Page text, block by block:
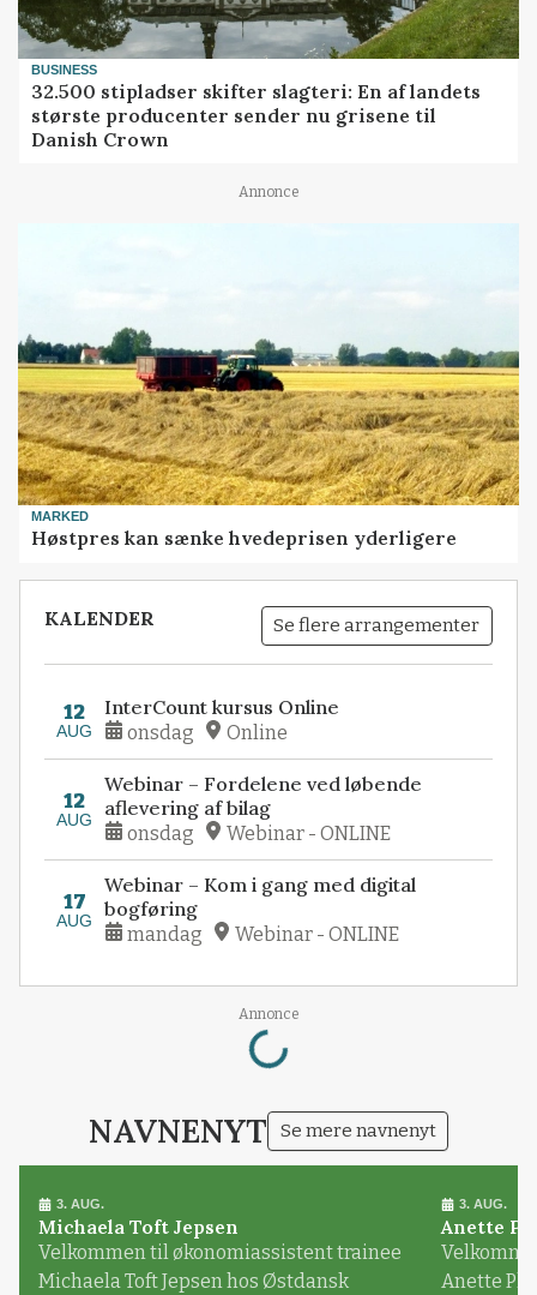
BUSINESS
32.500 stipladser skifter slagteri: En af landets
største producenter sender nu grisene til
Danish Crown
Annonce
MARKED
Høstpres kan sænke hvedeprisen yderligere
KALENDER Se flere arrangementer
12
AUG
InterCount kursus Online
onsdag Online
12
AUG
Webinar – Fordelene ved løbende
aflevering af bilag
onsdag Webinar - ONLINE
17
AUG
Webinar – Kom i gang med digital
bogføring
mandag Webinar - ONLINE
Annonce
Loading...
NAVNENYT Se mere navnenyt
3. AUG.
Michaela Toft Jepsen
Velkommen til økonomiassistent trainee
Michaela Toft Jepsen hos Østdansk
3. AUG.
Anette
Anette